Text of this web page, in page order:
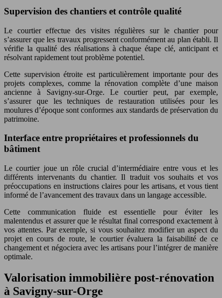
Supervision des chantiers et contrôle qualité
Le courtier effectue des visites régulières sur le chantier pour
s’assurer que les travaux progressent conformément au plan établi. Il
vérifie la qualité des réalisations à chaque étape clé, anticipant et
résolvant rapidement tout problème potentiel.
Cette supervision étroite est particulièrement importante pour des
projets complexes, comme la rénovation complète d’une maison
ancienne à Savigny-sur-Orge. Le courtier peut, par exemple,
s’assurer que les techniques de restauration utilisées pour les
moulures d’époque sont conformes aux standards de préservation du
patrimoine.
Interface entre propriétaires et professionnels du
bâtiment
Le courtier joue un rôle crucial d’intermédiaire entre vous et les
différents intervenants du chantier. Il traduit vos souhaits et vos
préoccupations en instructions claires pour les artisans, et vous tient
informé de l’avancement des travaux dans un langage accessible.
Cette communication fluide est essentielle pour éviter les
malentendus et assurer que le résultat final correspond exactement à
vos attentes. Par exemple, si vous souhaitez modifier un aspect du
projet en cours de route, le courtier évaluera la faisabilité de ce
changement et négociera avec les artisans pour l’intégrer de manière
optimale.
Valorisation immobilière post-rénovation
à Savigny-sur-Orge